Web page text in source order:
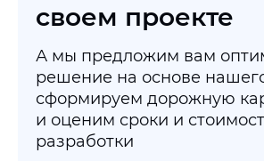
своем проекте
А мы предложим вам
решение на основе
сформируем дорожную
и оценим сроки и
разработки